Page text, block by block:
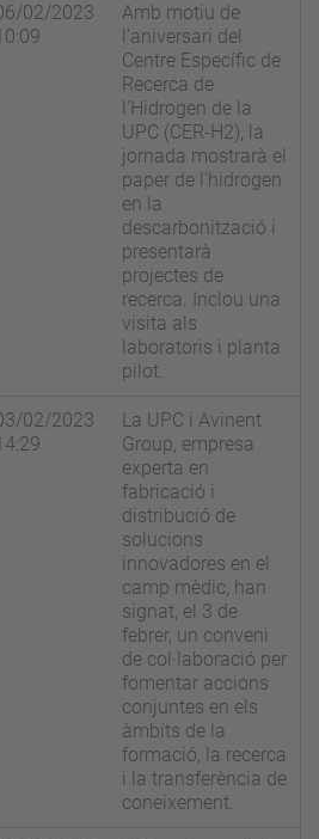
02/2023
Amb motiu de
l'aniversari del
Centre Específic de
Recerca de
l’Hidrogen de la
UPC (CER-H2), la
jornada mostrarà el
paper de l'hidrogen
en la
descarbonització i
presentarà
projectes de
recerca. Inclou una
visita als
laboratoris i planta
pilot.
02/2023
La UPC i Avinent
Group, empresa
experta en
fabricació i
distribució de
solucions
innovadores en el
camp mèdic, han
signat, el 3 de
febrer, un conveni
de col·laboració per
fomentar accions
conjuntes en els
àmbits de la
formació, la recerca
i la transferència de
coneixement.